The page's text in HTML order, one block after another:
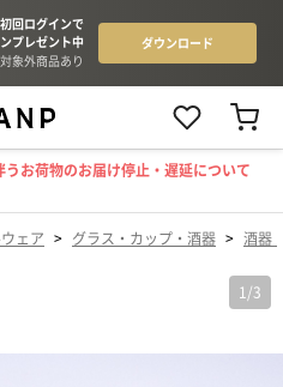
うお荷物のお届け停止・遅延について
ェア > グラス・カップ・酒器 > 酒器
1 /3